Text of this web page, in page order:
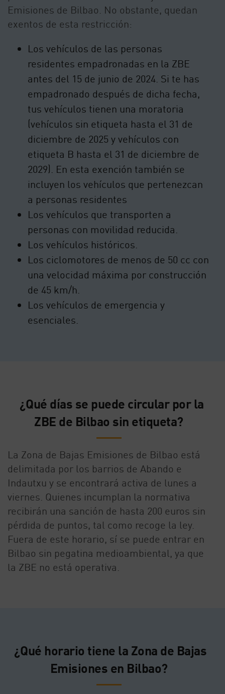
Emisiones de Bilbao. No obstante, quedan
exentos de esta restricción:
Los vehículos de las personas
residentes empadronadas en la ZBE
antes del 15 de junio de 2024. Si te has
empadronado después de dicha fecha,
tus vehículos tienen una moratoria
(vehículos sin etiqueta hasta el 31 de
diciembre de 2025 y vehículos con
etiqueta B hasta el 31 de diciembre de
2029). En esta exención también se
incluyen los vehículos que pertenezcan
a personas residentes
Los vehículos que transporten a
personas con movilidad reducida.
Los vehículos históricos.
Los ciclomotores de menos de 50 cc con
una velocidad máxima por construcción
de 45 km/h.
Los vehículos de emergencia y
esenciales.
¿Qué días se puede circular por la
ZBE de Bilbao sin etiqueta?
La Zona de Bajas Emisiones de Bilbao está
delimitada por los barrios de Abando e
Indautxu y se encontrará activa de lunes a
viernes. Quienes incumplan la normativa
recibirán una sanción de hasta 200 euros sin
pérdida de puntos, tal como recoge la ley.
Fuera de este horario, sí se puede entrar en
Bilbao sin pegatina medioambiental, ya que
la ZBE no está operativa.
¿Qué horario tiene la Zona de Bajas
Emisiones en Bilbao?